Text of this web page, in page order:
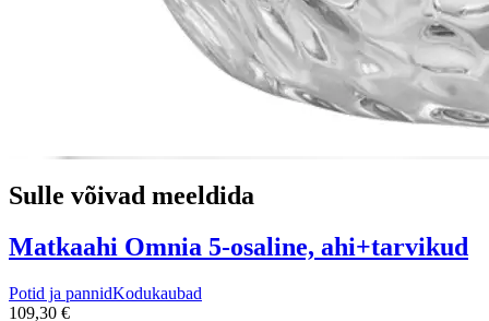
Sulle võivad meeldida
Matkaahi Omnia 5-osaline, ahi+tarvikud
Potid ja pannidKodukaubad
109,30 €